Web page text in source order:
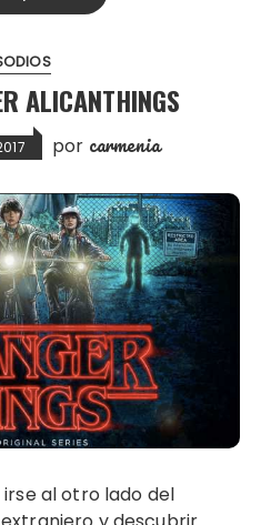
ALICANTHINGS
por carmenia